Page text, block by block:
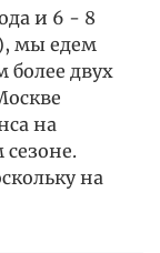
и 6 - 8
мы едем
более двух
на
на